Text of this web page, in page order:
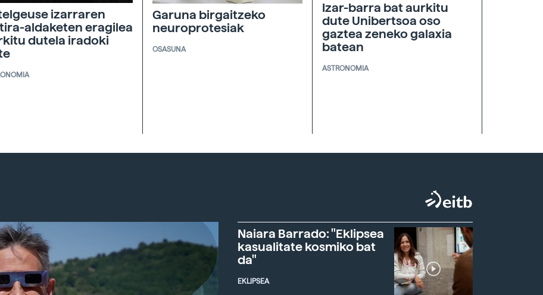
izarraren
aldaketen eragilea
dutela iradoki
Garuna birgaitzeko
neuroprotesiak
OSASUNA
Izar-barra bat aurkitu
dute Unibertsoa oso
gaztea zeneko galaxia
batean
ASTRONOMIA
Naiara Barrado: "Eklipsea
kasualitate kosmiko bat
da"
EKLIPSEA